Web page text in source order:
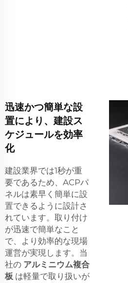
迅速かつ簡単な設
置により、建設ス
ケジュールを効率
化
建設業界では1秒が重
要であるため、ACPパ
ネルは素早く簡単に設
置できるように設計さ
れています。取り付け
が迅速で簡単なこと
で、より効率的な現場
運営が実現します。当
社の アルミニウム複合
板 は軽量で取り扱いが